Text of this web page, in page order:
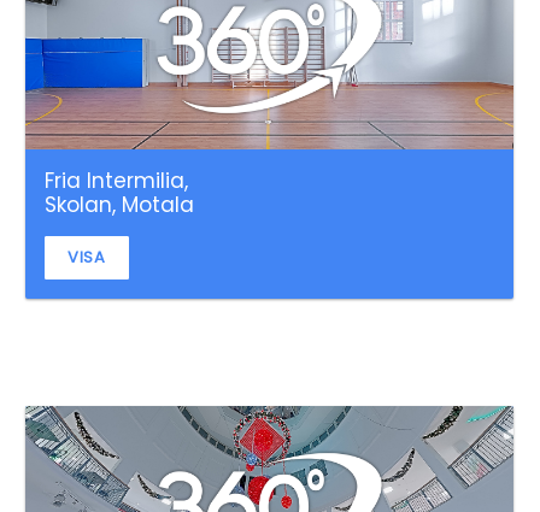
Fria Intermilia,
Skolan, Motala
VISA